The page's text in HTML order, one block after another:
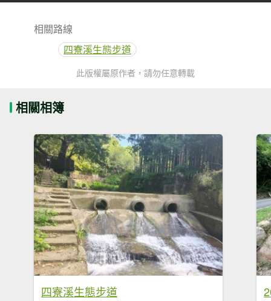
相關路線
四寮溪生態步道
此版權屬原作者，請勿任意轉載
相關相簿
四寮溪生態步道